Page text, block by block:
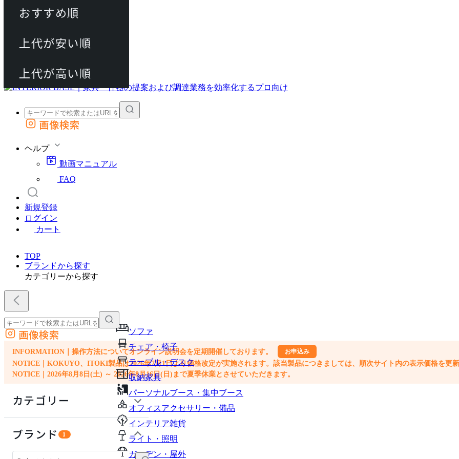
動画マニュアル
カート
外部サイトの商品をカートに追加
画像検索
ヘルプ
動画マニュアル
FAQ
新規登録
ログイン
カート
TOP
ブランドから探す
カテゴリーから探す
ソファ
チェア・椅子
テーブル・デスク
収納家具
パーソナルブース・集中ブース
オフィスアクセサリー・備品
インテリア雑貨
ライト・照明
ガーデン・屋外
外部サイトの商品をカートに追加
他のサイトで見つけた商品ページのURLを貼り付けて、カートに追加できます
画像検索
INFORMATION｜操作方法についてオンライン説明会を定期開催しております。 お申込み
NOTICE｜KOKUYO、ITOKI製品は2026年7月1日より価格改定が実施されます。該当製品につきましては、順次サイト内の表示価格を更新
NOTICE｜2026年8月8日(土) ～ 2026年8月16日(日)まで夏季休業とさせていただきます。
カテゴリー
ブランド 1
おすすめ順
上代が安い順
上代が高い順